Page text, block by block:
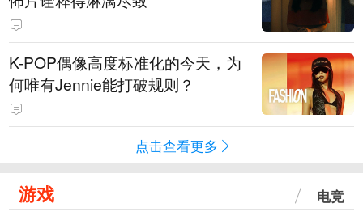
K-POP偶像高度标准化的今天，为
何唯有Jennie能打破规则？
点击查看更多
游戏 电竞